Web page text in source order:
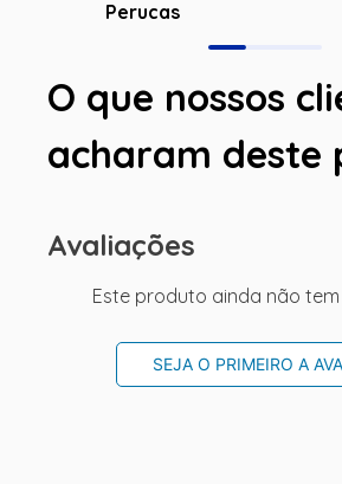
Perucas
O que nossos
acharam deste
Avaliações
Este produto ainda não
SEJA O PRIMEIRO A